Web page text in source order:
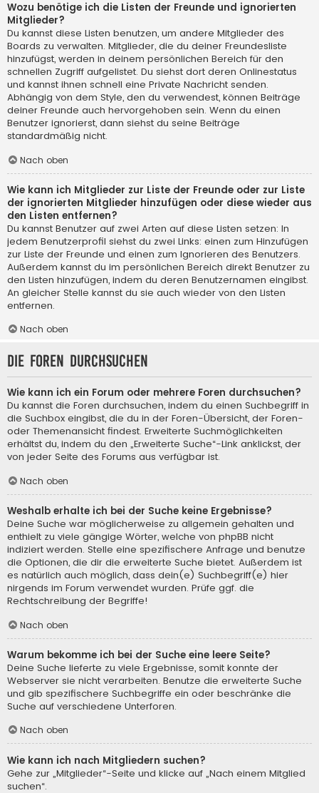
Wozu benötige ich die Listen der Freunde und ignorierten
Mitglieder?
Du kannst diese Listen benutzen, um andere Mitglieder des
Boards zu verwalten. Mitglieder, die du deiner Freundesliste
hinzufügst, werden in deinem persönlichen Bereich für den
schnellen Zugriff aufgelistet. Du siehst dort deren Onlinestatus
und kannst ihnen schnell eine Private Nachricht senden.
Abhängig von dem Style, den du verwendest, können Beiträge
deiner Freunde auch hervorgehoben sein. Wenn du einen
Benutzer ignorierst, dann siehst du seine Beiträge
standardmäßig nicht.
Nach oben
Wie kann ich Mitglieder zur Liste der Freunde oder zur Liste
der ignorierten Mitglieder hinzufügen oder diese wieder aus
den Listen entfernen?
Du kannst Benutzer auf zwei Arten auf diese Listen setzen: In
jedem Benutzerprofil siehst du zwei Links: einen zum Hinzufügen
zur Liste der Freunde und einen zum Ignorieren des Benutzers.
Außerdem kannst du im persönlichen Bereich direkt Benutzer zu
den Listen hinzufügen, indem du deren Benutzernamen eingibst.
An gleicher Stelle kannst du sie auch wieder von den Listen
entfernen.
Nach oben
Die Foren durchsuchen
Wie kann ich ein Forum oder mehrere Foren durchsuchen?
Du kannst die Foren durchsuchen, indem du einen Suchbegriff in
die Suchbox eingibst, die du in der Foren-Übersicht, der Foren-
oder Themenansicht findest. Erweiterte Suchmöglichkeiten
erhältst du, indem du den „Erweiterte Suche“-Link anklickst, der
von jeder Seite des Forums aus verfügbar ist.
Nach oben
Weshalb erhalte ich bei der Suche keine Ergebnisse?
Deine Suche war möglicherweise zu allgemein gehalten und
enthielt zu viele gängige Wörter, welche von phpBB nicht
indiziert werden. Stelle eine spezifischere Anfrage und benutze
die Optionen, die dir die erweiterte Suche bietet. Außerdem ist
es natürlich auch möglich, dass dein(e) Suchbegriff(e) hier
nirgends im Forum verwendet wurden. Prüfe ggf. die
Rechtschreibung der Begriffe!
Nach oben
Warum bekomme ich bei der Suche eine leere Seite?
Deine Suche lieferte zu viele Ergebnisse, somit konnte der
Webserver sie nicht verarbeiten. Benutze die erweiterte Suche
und gib spezifischere Suchbegriffe ein oder beschränke die
Suche auf verschiedene Unterforen.
Nach oben
Wie kann ich nach Mitgliedern suchen?
Gehe zur „Mitglieder“-Seite und klicke auf „Nach einem Mitglied
suchen“.